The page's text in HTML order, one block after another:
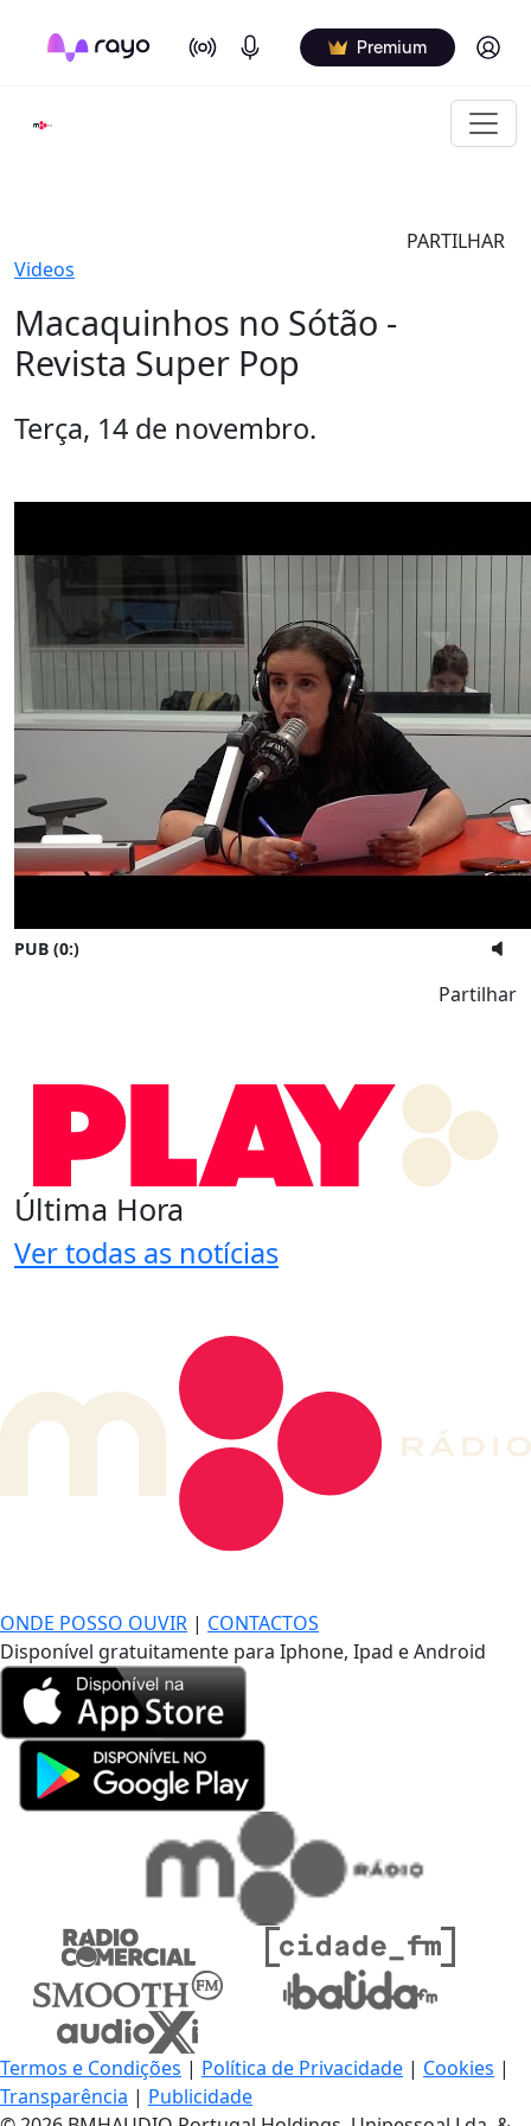
On Air Podcasts Premium Log in
PARTILHAR
Videos
Macaquinhos no Sótão -
Revista Super Pop
Terça, 14 de novembro.
PUB (0:)
Partilhar
Última Hora
Ver todas as notícias
ONDE POSSO OUVIR | CONTACTOS
Disponível gratuitamente para Iphone, Ipad e Android
Termos e Condições | Política de Privacidade | Cookies |
Transparência | Publicidade